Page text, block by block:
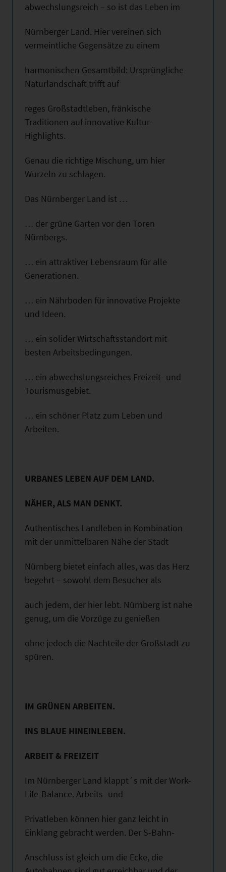
abwechslungsreich – so ist das Leben im
Nürnberger Land. Hier vereinen sich
vermeintliche Gegensätze zu einem
harmonischen Gesamtbild: Ursprüngliche
Naturlandschaft trifft auf
reges Großstadtleben, fränkische
Traditionen auf innovative Kultur-
Highlights.
Genau die richtige Mischung, um hier
Wurzeln zu schlagen.
Das Nürnberger Land ist …
… der grüne Garten vor den Toren
Nürnbergs.
… ein attraktiver Lebensraum für alle
Generationen.
… ein Nährboden für innovative Projekte
und Ideen.
… ein solider Wirtschaftsstandort mit
besten Arbeitsbedingungen.
… ein abwechslungsreiches Freizeit- und
Tourismusgebiet.
… ein schöner Platz zum Leben und
Arbeiten.
URBANES LEBEN AUF DEM LAND.
NÄHER, ALS MAN DENKT.
Authentisches Landleben in Kombination
mit der unmittelbaren Nähe der Stadt
Nürnberg bietet einfach alles, was das Herz
begehrt – sowohl dem Besucher als
auch jedem, der hier lebt. Nürnberg ist nahe
genug, um die Vorzüge zu genießen
ohne jedoch die Nachteile der Großstadt zu
spüren.
IM GRÜNEN ARBEITEN.
INS BLAUE HINEINLEBEN.
ARBEIT & FREIZEIT
Im Nürnberger Land klappt´s mit der Work-
Life-Balance. Arbeits- und
Privatleben können hier ganz leicht in
Einklang gebracht werden. Der S-Bahn-
Anschluss ist gleich um die Ecke, die